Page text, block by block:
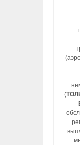
(